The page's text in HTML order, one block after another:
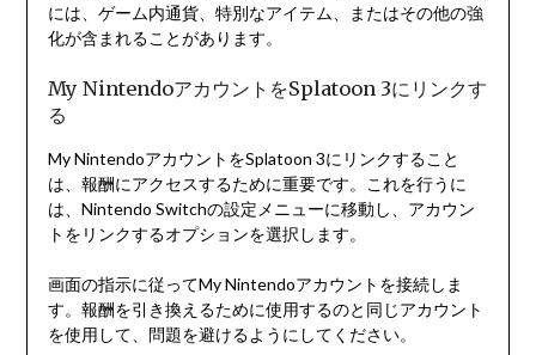
には、ゲーム内通貨、特別なアイテム、またはその他の強
化が含まれることがあります。
My NintendoアカウントをSplatoon 3にリンクす
る
My NintendoアカウントをSplatoon 3にリンクすること
は、報酬にアクセスするために重要です。これを行うに
は、Nintendo Switchの設定メニューに移動し、アカウン
トをリンクするオプションを選択します。
画面の指示に従ってMy Nintendoアカウントを接続しま
す。報酬を引き換えるために使用するのと同じアカウント
を使用して、問題を避けるようにしてください。